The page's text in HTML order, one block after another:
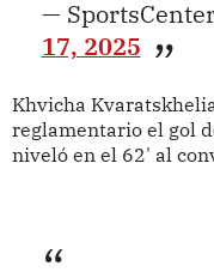
—
17, 2025
Khvicha
reglamentario el gol
niveló en el 62' al